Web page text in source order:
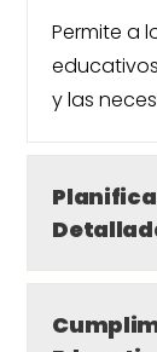
Permite a
y las